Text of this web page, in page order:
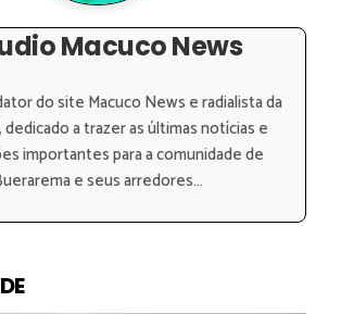
Macuco News
do site Macuco News e radialista da
dedicado a trazer as últimas notícias e
importantes para a comunidade de
e seus arredores...